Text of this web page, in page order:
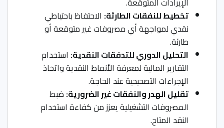
تخطيط للنفقات الطارئة:الاحتفاظ باحتياطي
نقدي لمواجهة أي مصروفات غير متوقعة أو
طارئة.
التحليل الدوري للتدفقات النقدية:استخدام
التقارير المالية لمعرفة الأنماط النقدية واتخاذ
الإجراءات التصحيحية عند الحاجة.
تقليل الهدر والنفقات غير الضرورية:ضبط
المصروفات التشغيلية يعزز من كفاءة استخدام
النقد المتاح.